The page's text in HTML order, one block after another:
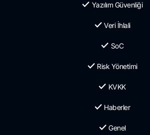
Yazılım Güvenliği
Veri İhlali
SoC
Risk Yönetimi
KVKK
Haberler
Genel